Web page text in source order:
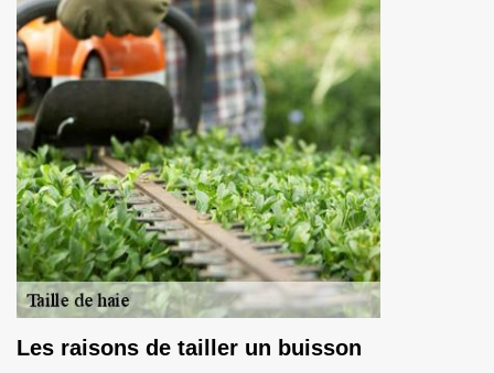
Les raisons de tailler un buisson